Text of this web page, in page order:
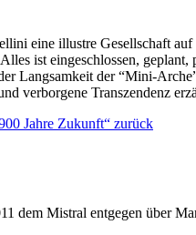
eine illustre Gesellschaft
ist eingeschlossen,
Langsamkeit der “Mini-
verborgene Transzendenz
Jahre Zukunft“ zurück
dem Mistral entgegen über